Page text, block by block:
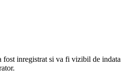
fost inregistrat si va fi vizibil de indata